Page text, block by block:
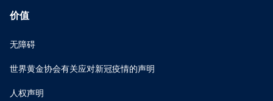
价值
无障碍
世界黄金协会有关应对新冠疫情的声明
人权声明